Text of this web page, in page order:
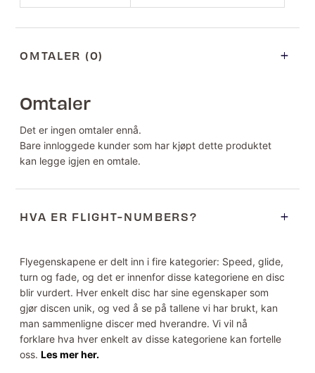
OMTALER (0)
Omtaler
Det er ingen omtaler ennå.
Bare innloggede kunder som har kjøpt dette produktet
kan legge igjen en omtale.
HVA ER FLIGHT-NUMBERS?
Flyegenskapene er delt inn i fire kategorier: Speed, glide,
turn og fade, og det er innenfor disse kategoriene en disc
blir vurdert. Hver enkelt disc har sine egenskaper som
gjør discen unik, og ved å se på tallene vi har brukt, kan
man sammenligne discer med hverandre. Vi vil nå
forklare hva hver enkelt av disse kategoriene kan fortelle
oss.Les mer her.